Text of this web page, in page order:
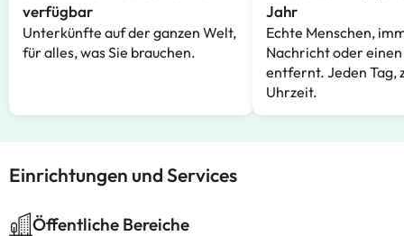
verfügbar
Unterkünfte auf der ganzen Welt,
für alles, was Sie brauchen.
Jahr
Echte Menschen,
Nachricht oder
entfernt. Jeden Tag,
Uhrzeit.
Einrichtungen und Services
Öffentliche Bereiche